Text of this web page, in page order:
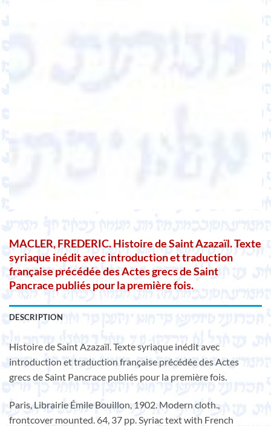
MACLER, FREDERIC. Histoire de Saint Azazaïl. Texte
syriaque inédit avec introduction et traduction
française précédée des Actes grecs de Saint
Pancrace publiés pour la première fois.
DESCRIPTION
Histoire de Saint Azazaïl. Texte syriaque inédit avec
introduction et traduction française précédée des Actes
grecs de Saint Pancrace publiés pour la première fois.
Paris, Librairie Émile Bouillon, 1902. Modern cloth.,
frontcover mounted. 64, 37 pp. Syriac text with French